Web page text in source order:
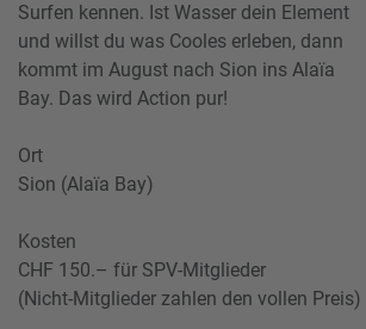
Surfen kennen. Ist Wasser dein Element
und willst du was Cooles erleben, dann
kommt im August nach Sion ins Alaïa
Bay. Das wird Action pur!
Ort
Sion (Alaïa Bay)
Kosten
CHF 150.– für SPV-Mitglieder
(Nicht-Mitglieder zahlen den vollen Preis)